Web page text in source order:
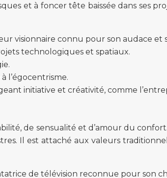
et à foncer tête baissée dans ses
visionnaire connu pour son audace
technologiques et spatiaux.
l’égocentrisme.
initiative et créativité, comme
de sensualité et d’amour du
Il est attaché aux valeurs
de télévision reconnue pour son